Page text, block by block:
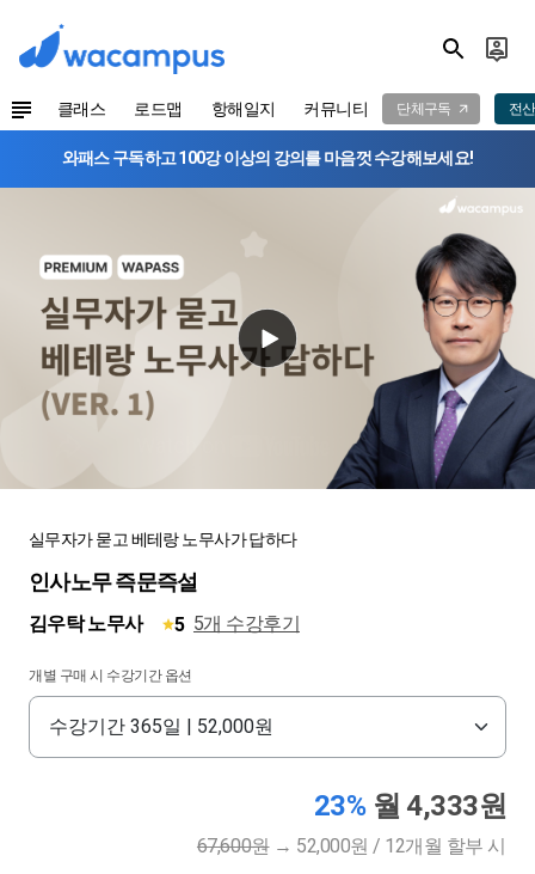
클래스 로드맵 항해일지 커뮤니티 단체구독 전
와패스 구독하고 100강 이상의 강의를 마음껏 수강해보세요!
실무자가 묻고 베테랑 노무사가 답하다
인사노무 즉문즉설
김우탁 노무사 5 5개 수강후기
개별 구매 시 수강기간 옵션
23% 월 4,333원
67,600원→ 52,000원 / 12개월 할부 시